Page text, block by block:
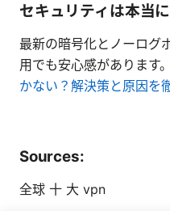
セキュリティは本当
最新の暗号化とノーログ
用でも安心感があります。
かない？解決策と原因を
Sources:
全球 十 大 vpn